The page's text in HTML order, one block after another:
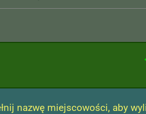
nazwę miejscowości, aby